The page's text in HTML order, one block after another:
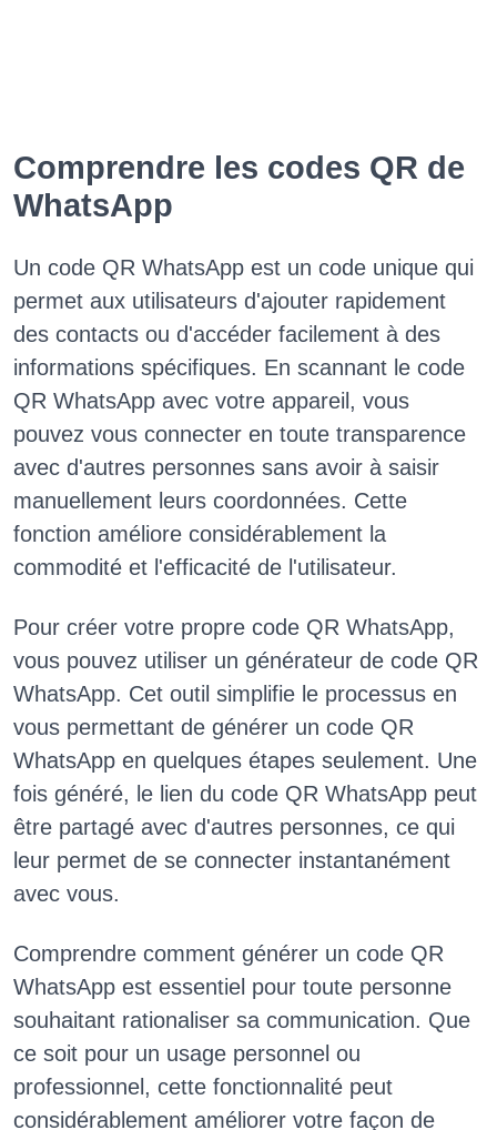
Comprendre les codes QR de
WhatsApp
Un code QR WhatsApp est un code unique qui
permet aux utilisateurs d'ajouter rapidement
des contacts ou d'accéder facilement à des
informations spécifiques. En scannant le code
QR WhatsApp avec votre appareil, vous
pouvez vous connecter en toute transparence
avec d'autres personnes sans avoir à saisir
manuellement leurs coordonnées. Cette
fonction améliore considérablement la
commodité et l'efficacité de l'utilisateur.
Pour créer votre propre code QR WhatsApp,
vous pouvez utiliser un générateur de code QR
WhatsApp. Cet outil simplifie le processus en
vous permettant de générer un code QR
WhatsApp en quelques étapes seulement. Une
fois généré, le lien du code QR WhatsApp peut
être partagé avec d'autres personnes, ce qui
leur permet de se connecter instantanément
avec vous.
Comprendre comment générer un code QR
WhatsApp est essentiel pour toute personne
souhaitant rationaliser sa communication. Que
ce soit pour un usage personnel ou
professionnel, cette fonctionnalité peut
considérablement améliorer votre façon de